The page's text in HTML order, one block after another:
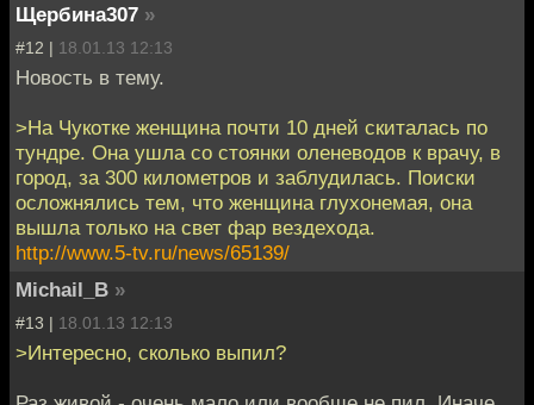
Щербина307 »
#12 | 18.01.13 12:13
Новость в тему.
>На Чукотке женщина почти 10 дней скиталась по
тундре. Она ушла со стоянки оленеводов к врачу, в
город, за 300 километров и заблудилась. Поиски
осложнялись тем, что женщина глухонемая, она
вышла только на свет фар вездехода.
http://www.5-tv.ru/news/65139/
Michail_B »
#13 | 18.01.13 12:13
>Интересно, сколько выпил?